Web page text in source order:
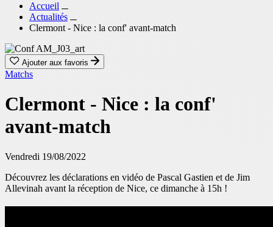
Accueil
Actualités
Clermont - Nice : la conf' avant-match
Ajouter aux favoris
Matchs
Clermont - Nice : la conf'
avant-match
Vendredi 19/08/2022
Découvrez les déclarations en vidéo de Pascal Gastien et de Jim
Allevinah avant la réception de Nice, ce dimanche à 15h !